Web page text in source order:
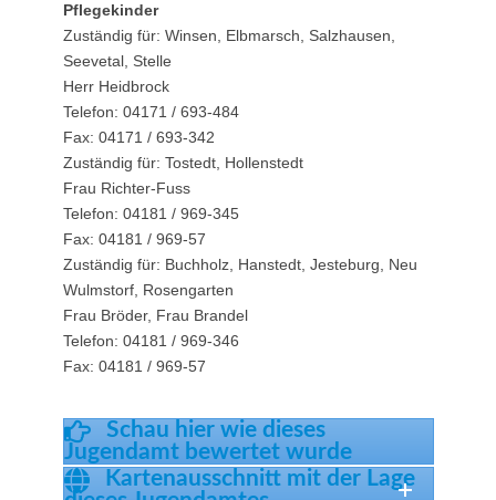
Pflegekinder
Zuständig für: Winsen, Elbmarsch, Salzhausen,
Seevetal, Stelle
Herr Heidbrock
Telefon: 04171 / 693-484
Fax: 04171 / 693-342
Zuständig für: Tostedt, Hollenstedt
Frau Richter-Fuss
Telefon: 04181 / 969-345
Fax: 04181 / 969-57
Zuständig für: Buchholz, Hanstedt, Jesteburg, Neu
Wulmstorf, Rosengarten
Frau Bröder, Frau Brandel
Telefon: 04181 / 969-346
Fax: 04181 / 969-57
Schau hier wie dieses
Jugendamt bewertet wurde
Kartenausschnitt mit der Lage